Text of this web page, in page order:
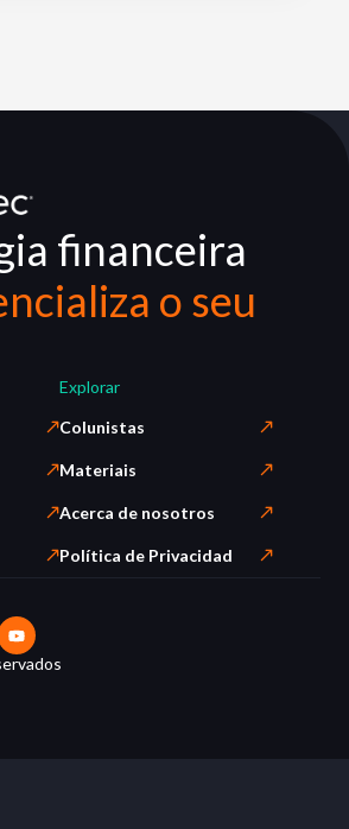
financeira
o seu
Explorar
Colunistas
Materiais
Acerca de nosotros
Política de Privacidad